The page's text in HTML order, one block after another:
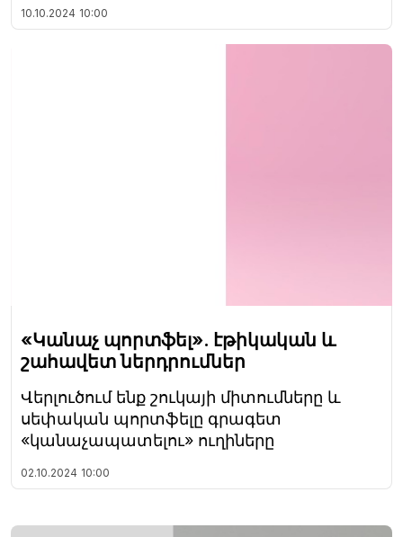
10.10.2024 10:00
«Կանաչ պորտֆել». էթիկական և
շահավետ ներդրումներ
Վերլուծում ենք շուկայի միտումները և
սեփական պորտֆելը գրագետ
«կանաչապատելու» ուղիները
02.10.2024 10:00